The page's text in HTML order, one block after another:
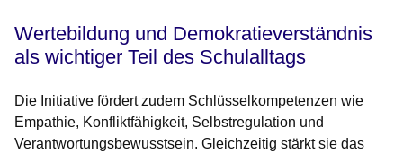
Wertebildung und Demokratieverständnis
als wichtiger Teil des Schulalltags
Die Initiative fördert zudem Schlüsselkompetenzen wie
Empathie, Konfliktfähigkeit, Selbstregulation und
Verantwortungsbewusstsein. Gleichzeitig stärkt sie das